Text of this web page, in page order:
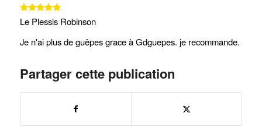
Le Plessis Robinson
Je n'ai plus de guêpes grace à Gdguepes. je recommande.
Partager cette publication